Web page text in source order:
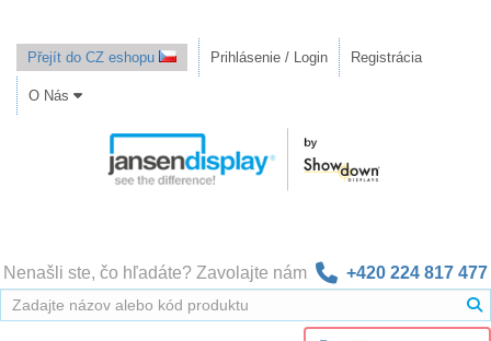
Přejít do CZ eshopu Prihlásenie / Login Registrácia
O Nás
Nenašli ste, čo hľadáte? Zavolajte nám +420 224 817 477